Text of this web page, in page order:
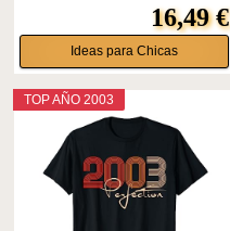
16,49 €
Ideas para Chicas
TOP AÑO 2003